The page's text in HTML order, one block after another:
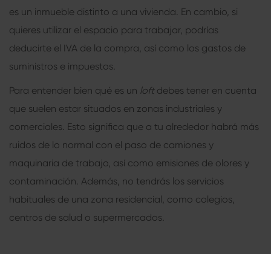
es un inmueble distinto a una vivienda. En cambio, si
quieres utilizar el espacio para trabajar, podrías
deducirte el IVA de la compra, así como los gastos de
suministros e impuestos.
Para entender bien qué es un loft debes tener en cuenta
que suelen estar situados en zonas industriales y
comerciales. Esto significa que a tu alrededor habrá más
ruidos de lo normal con el paso de camiones y
maquinaria de trabajo, así como emisiones de olores y
contaminación. Además, no tendrás los servicios
habituales de una zona residencial, como colegios,
centros de salud o supermercados.